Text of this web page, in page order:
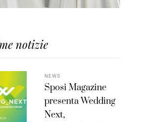
notizie
NEWS
Sposi Magazine
presenta Wedding
Next,